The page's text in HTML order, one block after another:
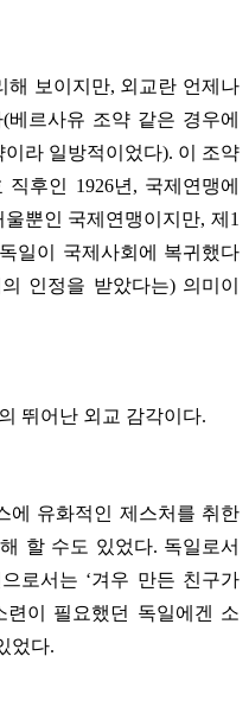
해 보이지만, 외교란 언제나
르사유 조약 같은 경우에
이라 일방적이었다). 이 조약
후인 1926년, 국제연맹에
뿐인 국제연맹이지만, 제1
일이 국제사회에 복귀했다
인정을 받았다는) 의미이
뛰어난 외교 감각이다.
에 유화적인 제스처를 취한
할 수도 있었다. 독일로서
로서는 ‘겨우 만든 친구가
련이 필요했던 독일에겐 소
었다.